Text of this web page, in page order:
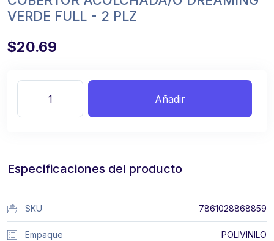
VERDE FULL - 2 PLZ
$20.69
Añadir
Especificaciones del producto
7861028868859
SKU
POLIVINILO
Empaque